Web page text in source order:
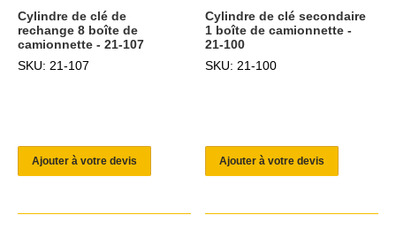
Cylindre de clé de
rechange 8 boîte de
camionnette - 21-107
SKU: 21-107
Ajouter à votre devis
Cylindre de clé secondaire
1 boîte de camionnette -
21-100
SKU: 21-100
Ajouter à votre devis